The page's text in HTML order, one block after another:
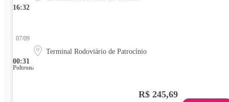
16:32
00:31
07/09
Terminal Rodoviário de Patrocínio
Poltrona
R$ 245,69